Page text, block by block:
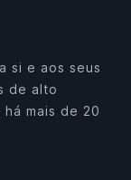
si e aos seus
de alto
mais de 20